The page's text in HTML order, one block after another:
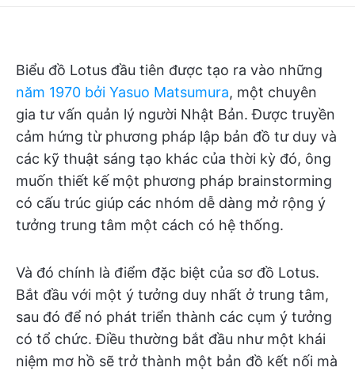
Biểu đồ Lotus đầu tiên được tạo ra vào những
năm 1970 bởi Yasuo Matsumura, một chuyên
gia tư vấn quản lý người Nhật Bản. Được truyền
cảm hứng từ phương pháp lập bản đồ tư duy và
các kỹ thuật sáng tạo khác của thời kỳ đó, ông
muốn thiết kế một phương pháp brainstorming
có cấu trúc giúp các nhóm dễ dàng mở rộng ý
tưởng trung tâm một cách có hệ thống.
Và đó chính là điểm đặc biệt của sơ đồ Lotus.
Bắt đầu với một ý tưởng duy nhất ở trung tâm,
sau đó để nó phát triển thành các cụm ý tưởng
có tổ chức. Điều thường bắt đầu như một khái
niệm mơ hồ sẽ trở thành một bản đồ kết nối mà